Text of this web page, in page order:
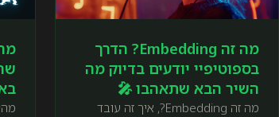
מה זה Embedding? הדרך
בספוטיפיי יודעים בדיוק מה
השיר הבא שתאהבו 🎤
מה זה Embedding?, איך זה עובד